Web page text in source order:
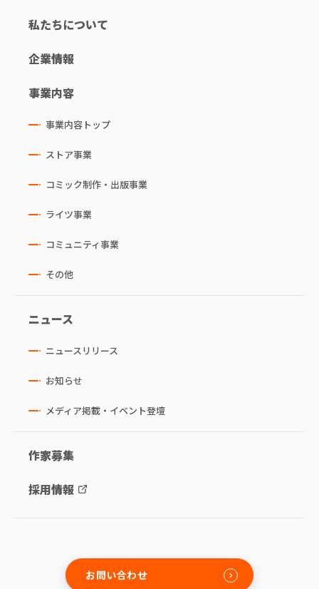
私たちについて
企業情報
事業内容
事業内容トップ
ストア事業
コミック制作・出版事業
ライツ事業
コミュニティ事業
その他
ニュース
ニュースリリース
お知らせ
メディア掲載・イベント登壇
作家募集
採用情報
お問い合わせ